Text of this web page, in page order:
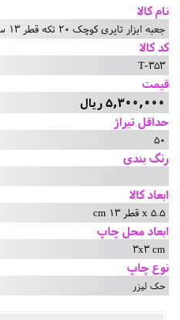
نام کالا
جعبه ابزار تایری کوچک 20 تکه قطر 13 سانت
کد کالا
T-353
قیمت
5,300,000 ریال
حداقل تیراژ
50
رنگ بندی
ابعاد کالا
5.5 x قطر 13 cm
ابعاد محل چاپ
3x3 cm
نوع چاپ
حک لیزر